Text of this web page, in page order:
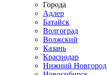
Города
Адлер
Батайск
Волгоград
Волжский
Казань
Краснодар
Нижний Новгород